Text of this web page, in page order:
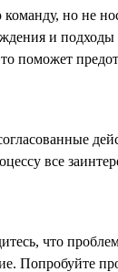
команду, но не
и
поможет
все
что
Попробуйте